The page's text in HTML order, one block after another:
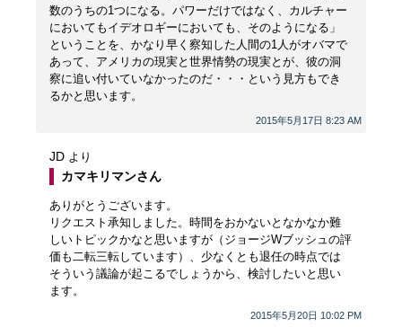
2015年5月17日 8:23 AM
数のうちの1つになる。パワーだけではなく、カルチャー
においてもイデオロギーにおいても、そのようになる」
ということを、かなり早く察知した人間の1人がオバマで
あって、アメリカの現実と世界情勢の現実とが、彼の洞
察に追い付いていなかったのだ・・・という見方もでき
るかと思います。
JD より
2015年5月20日 10:02 PM
カマキリマンさん
ありがとうございます。
リクエスト承知しました。時間をおかないとなかなか難
しいトピックかなと思いますが（ジョージWブッシュの評
価も二転三転しています）、少なくとも退任の時点では
そういう議論が起こるでしょうから、検討したいと思い
ます。